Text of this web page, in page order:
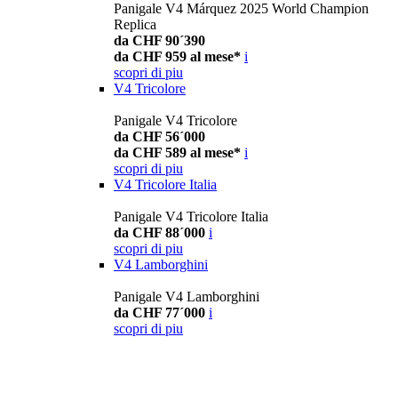
Panigale V4 Márquez 2025 World Champion
Replica
da CHF 90´390
da CHF 959 al mese* i
scopri di piu
V4 Tricolore
Panigale V4 Tricolore
da CHF 56´000
da CHF 589 al mese* i
scopri di piu
V4 Tricolore Italia
Panigale V4 Tricolore Italia
da CHF 88´000 i
scopri di piu
V4 Lamborghini
Panigale V4 Lamborghini
da CHF 77´000 i
scopri di piu